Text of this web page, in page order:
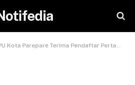
Parepare Terima Pendaftar Pertama Bakal Calon Walikota dan Wakil Walikota Pemilihan Serentak 2024